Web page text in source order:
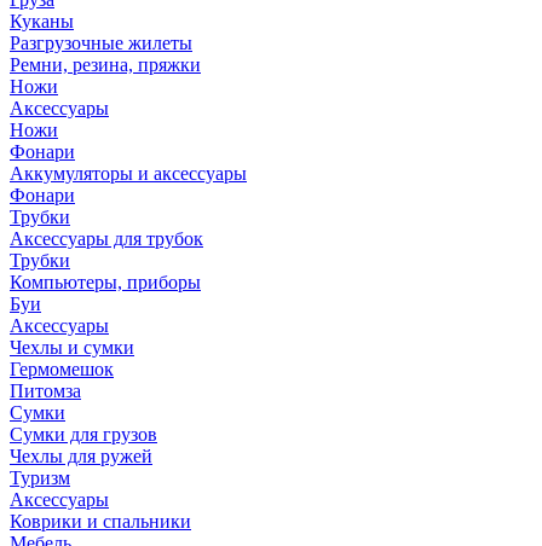
Куканы
Разгрузочные жилеты
Ремни, резина, пряжки
Ножи
Аксессуары
Ножи
Фонари
Аккумуляторы и аксессуары
Фонари
Трубки
Аксессуары для трубок
Трубки
Компьютеры, приборы
Буи
Аксессуары
Чехлы и сумки
Гермомешок
Питомза
Сумки
Сумки для грузов
Чехлы для ружей
Туризм
Аксессуары
Коврики и спальники